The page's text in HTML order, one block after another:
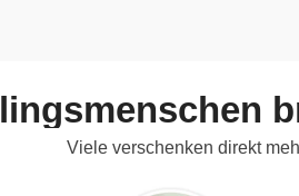
Viele verschenken direkt